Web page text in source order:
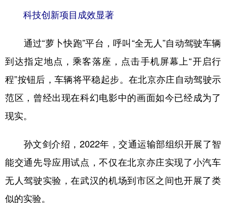
科技创新项目成效显著
通过“萝卜快跑”平台，呼叫“全无人”自动驾驶车辆
到达指定地点，乘客落座，点击手机屏幕上“开启行
程”按钮后，车辆将平稳起步。在北京亦庄自动驾驶示
范区，曾经出现在科幻电影中的画面如今已经成为了
现实。
孙文剑介绍，2022年，交通运输部组织开展了智
能交通先导应用试点，不仅在北京亦庄实现了小汽车
无人驾驶实验，在武汉的机场到市区之间也开展了类
似的实验。